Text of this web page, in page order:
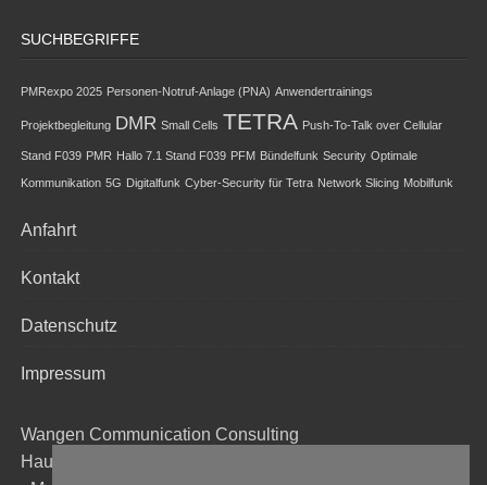
SUCHBEGRIFFE
PMRexpo 2025 Personen-Notruf-Anlage (PNA) Anwendertrainings
Projektbegleitung DMR Small Cells TETRA Push-To-Talk over Cellular
Stand F039 PMR Hallo 7.1 Stand F039 PFM Bündelfunk Security Optimale
Kommunikation 5G Digitalfunk Cyber-Security für Tetra Network Slicing Mobilfunk
Anfahrt
Kontakt
Datenschutz
Impressum
Wangen Communication Consulting
Hauptstraße. 60, 54597 Duppach